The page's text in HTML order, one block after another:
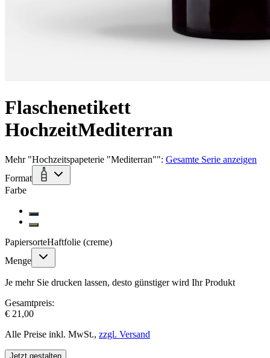
Flaschenetikett
HochzeitMediterran
Mehr"Hochzeitspapeterie "Mediterran"": Gesamte Serie anzeigen
Format
Farbe
PapiersorteHaftfolie (creme)
Menge
Je mehr Sie drucken lassen, desto günstiger wird Ihr Produkt
Gesamtpreis:
€ 21,00
Alle Preise inkl. MwSt., zzgl. Versand
Jetzt gestalten